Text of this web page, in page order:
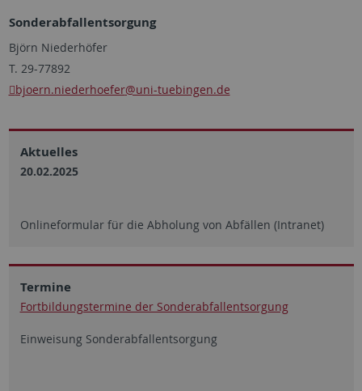
Sonderabfallentsorgung
Björn Niederhöfer
T. 29-77892
bjoern.niederhoefer@uni-tuebingen.de
Aktuelles
20.02.2025
Onlineformular für die Abholung von Abfällen (Intranet)
Termine
Fortbildungstermine der Sonderabfallentsorgung
Einweisung Sonderabfallentsorgung